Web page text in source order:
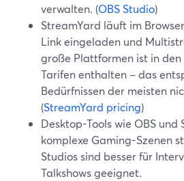
verwalten. (OBS Studio)
StreamYard läuft im
Link eingeladen und
große Plattformen ist in
Tarifen enthalten – das
Bedürfnissen der meisten
(StreamYard pricing)
Desktop-Tools wie OBS
komplexe Gaming-Szenen
Studios sind besser für
Talkshows geeignet.